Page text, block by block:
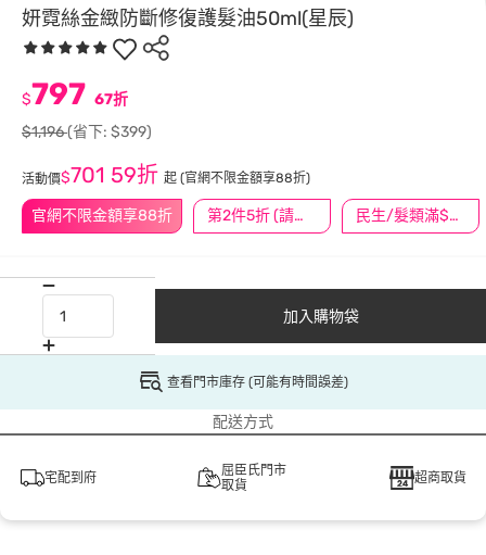
妍霓絲金緻防斷修復護髮油50ml(星辰)
官網不限金額享88折 第2件5折 (請任選2件商品) 民生/髮類滿$388送舒潔冰巾
$797 67折
$1,196(省下: $399)
活動價$701 59折 起 (官網不限金額享88折)
加入購物袋
查看門市庫存 (可能有時間誤差)
配送方式
宅配到府
屈臣氏門市
取貨
超商取貨